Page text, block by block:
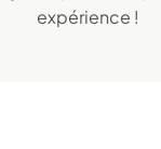
expérience !